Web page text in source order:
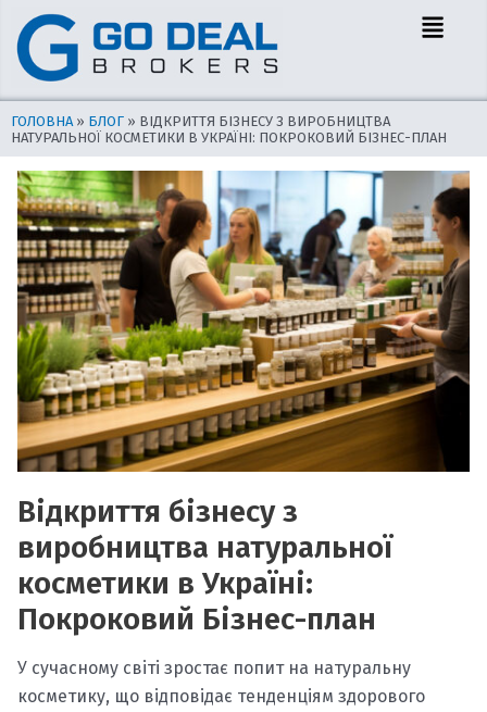
Перейти
до
вмісту
Menu
ГОЛОВНА » БЛОГ » ВІДКРИТТЯ БІЗНЕСУ З ВИРОБНИЦТВА
НАТУРАЛЬНОЇ КОСМЕТИКИ В УКРАЇНІ: ПОКРОКОВИЙ БІЗНЕС-ПЛАН
Відкриття бізнесу з
виробництва натуральної
косметики в Україні:
Покроковий Бізнес-план
У сучасному світі зростає попит на натуральну
косметику, що відповідає тенденціям здорового
Навігація
по
запису